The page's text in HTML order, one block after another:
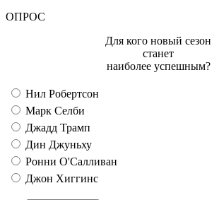
ОПРОС
Для кого новый сезон
станет
наиболее успешным?
Нил Робертсон
Марк Селби
Джадд Трамп
Дин Джуньху
Ронни О'Салливан
Джон Хиггинс